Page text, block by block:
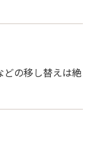
の移し替えは絶